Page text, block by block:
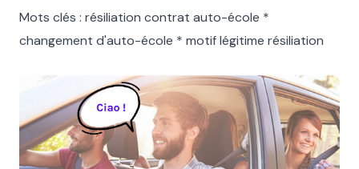
Mots clés : résiliation contrat auto-école *
changement d'auto-école * motif légitime résiliation